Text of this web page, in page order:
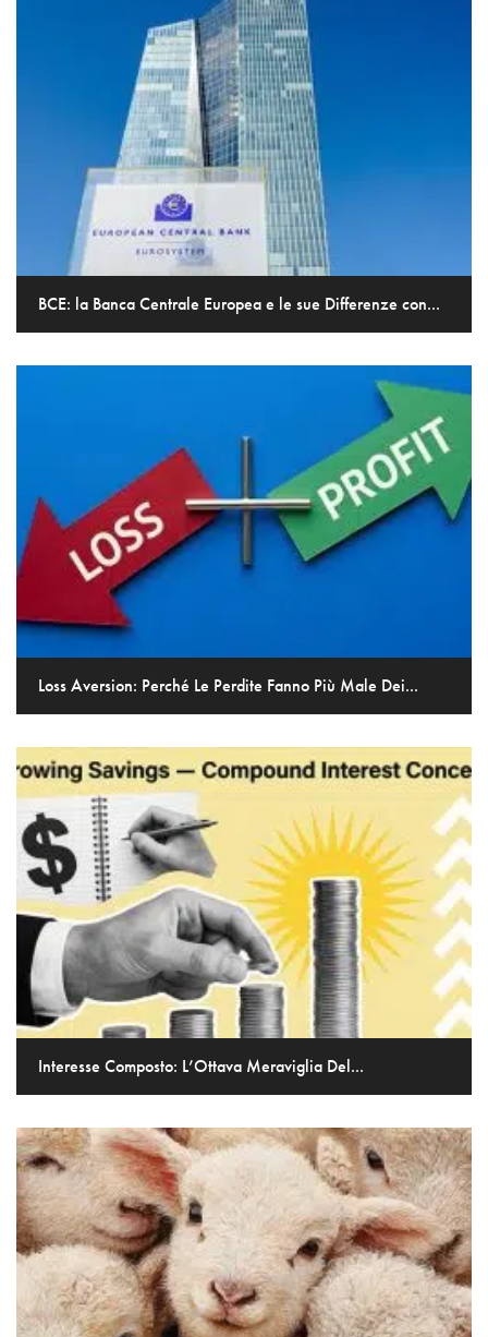
BCE: la Banca Centrale Europea e le sue Differenze con...
Loss Aversion: Perché Le Perdite Fanno Più Male Dei...
Interesse Composto: L’Ottava Meraviglia Del...